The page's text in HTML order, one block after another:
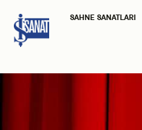
SAHNE SANATLARI